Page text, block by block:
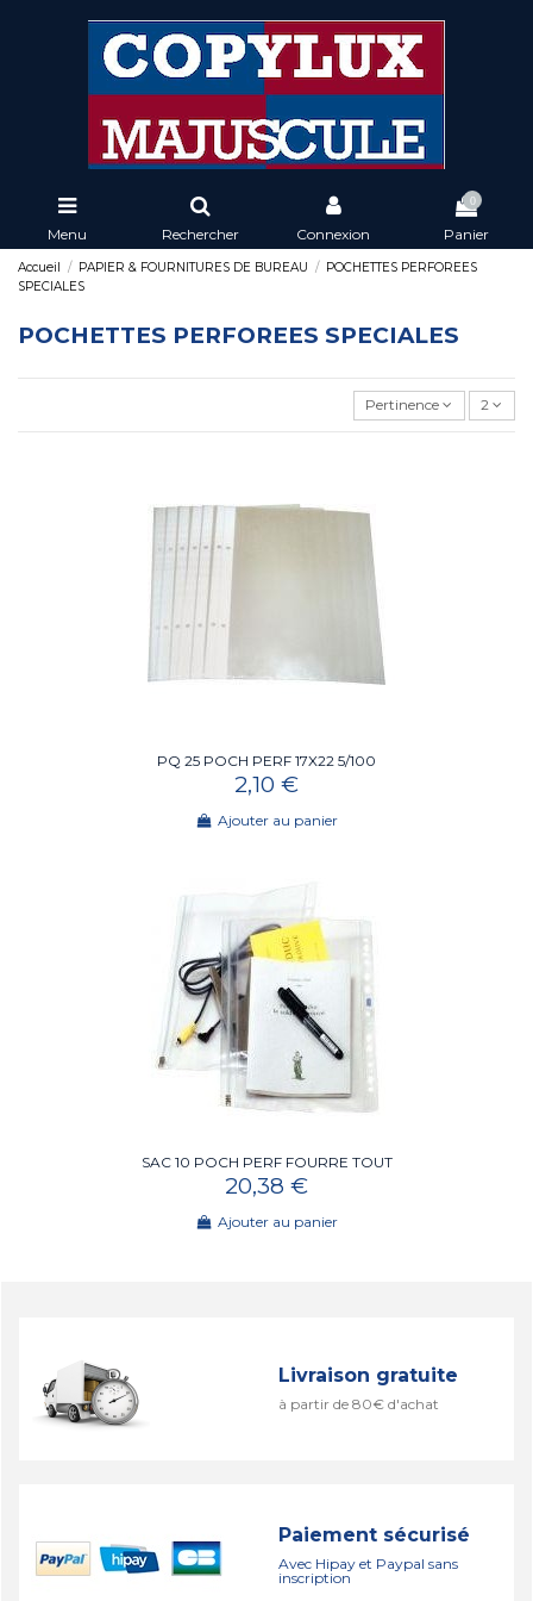
Menu Rechercher Connexion
0
Panier
Accueil PAPIER & FOURNITURES DE BUREAU
POCHETTES PERFOREES
SPECIALES
POCHETTES PERFOREES SPECIALES
Pertinence 2
PQ 25 POCH PERF 17X22 5/100
2,10 €
Ajouter au panier
SAC 10 POCH PERF FOURRE TOUT
20,38 €
Ajouter au panier
Livraison gratuite
à partir de 80€ d'achat
Paiement sécurisé
Avec Hipay et Paypal sans
inscription